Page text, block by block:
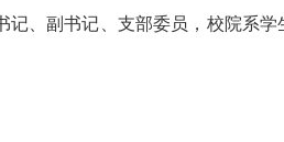
、副书记、支部委员，校院系